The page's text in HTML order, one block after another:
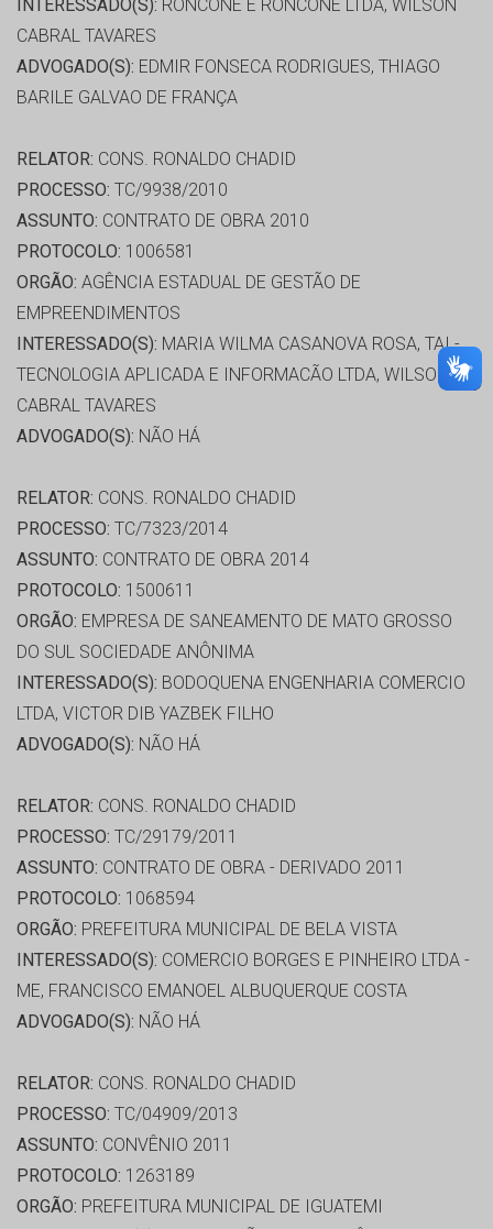
INTERESSADO(S): RONCONE E RONCONE LTDA, WILSON
CABRAL TAVARES
ADVOGADO(S): EDMIR FONSECA RODRIGUES, THIAGO
BARILE GALVAO DE FRANÇA
RELATOR: CONS. RONALDO CHADID
PROCESSO: TC/9938/2010
ASSUNTO: CONTRATO DE OBRA 2010
PROTOCOLO: 1006581
ORGÃO: AGÊNCIA ESTADUAL DE GESTÃO DE
EMPREENDIMENTOS
INTERESSADO(S): MARIA WILMA CASANOVA ROSA, TAI -
TECNOLOGIA APLICADA E INFORMACÃO LTDA, WILSON
CABRAL TAVARES
ADVOGADO(S): NÃO HÁ
RELATOR: CONS. RONALDO CHADID
PROCESSO: TC/7323/2014
ASSUNTO: CONTRATO DE OBRA 2014
PROTOCOLO: 1500611
ORGÃO: EMPRESA DE SANEAMENTO DE MATO GROSSO
DO SUL SOCIEDADE ANÔNIMA
INTERESSADO(S): BODOQUENA ENGENHARIA COMERCIO
LTDA, VICTOR DIB YAZBEK FILHO
ADVOGADO(S): NÃO HÁ
RELATOR: CONS. RONALDO CHADID
PROCESSO: TC/29179/2011
ASSUNTO: CONTRATO DE OBRA - DERIVADO 2011
PROTOCOLO: 1068594
ORGÃO: PREFEITURA MUNICIPAL DE BELA VISTA
INTERESSADO(S): COMERCIO BORGES E PINHEIRO LTDA -
ME, FRANCISCO EMANOEL ALBUQUERQUE COSTA
ADVOGADO(S): NÃO HÁ
RELATOR: CONS. RONALDO CHADID
PROCESSO: TC/04909/2013
ASSUNTO: CONVÊNIO 2011
PROTOCOLO: 1263189
ORGÃO: PREFEITURA MUNICIPAL DE IGUATEMI